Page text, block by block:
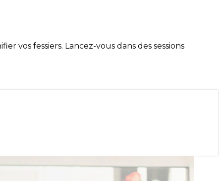
vos fessiers. Lancez-vous dans des sessions